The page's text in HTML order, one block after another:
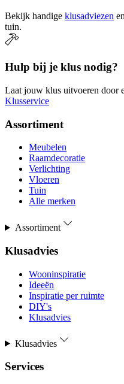
Bekijk handige klusadviezen
tuin.
Hulp bij je klus nodig?
Laat jouw klus uitvoeren door
Klusservice
Assortiment
Meubelen
Raamdecoratie
Verlichting
Vloeren
Tuin
Alle merken
Assortiment
Klusadvies
Wooninspiratie
Ideeën
Inspiratie per ruimte
DIY's
Klusadvies
Klusadvies
Services